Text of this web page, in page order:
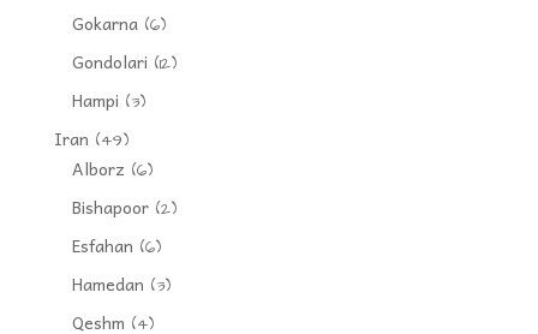
Gokarna(6)
Gondolari (12)
Hampi (3)
Iran (49)
Alborz (6)
Bishapoor(2)
Esfahan (6)
Hamedan (3)
Qeshm (4)